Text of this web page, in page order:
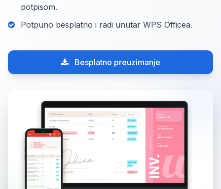
potpisom.
Potpuno besplatno i radi unutar WPS Officea.
Besplatno preuzimanje